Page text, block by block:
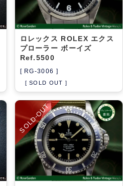
ロレックス ROLEX エクス
プローラー ボーイズ
Ref.5500
[ RG-3006 ]
[ SOLD OUT ]
SOLD-OUT